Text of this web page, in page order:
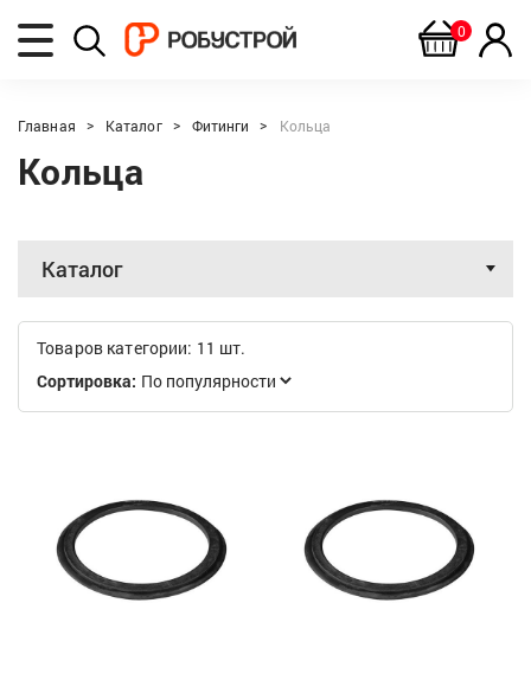
0
Главная Каталог Фитинги Кольца
Кольца
Каталог
Товаров категории: 11 шт.
Сортировка: